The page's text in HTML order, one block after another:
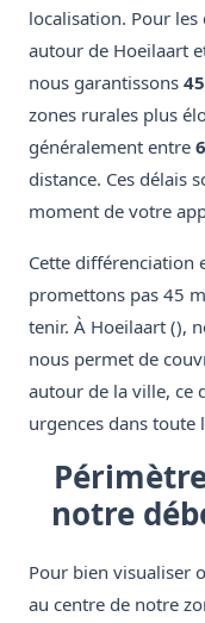
localisation. Pour
autour de Hoeilaart
nous garantissons
zones rurales plus
généralement entre
distance. Ces délais
moment de votre
Cette différenciation
promettons pas 45
tenir. À Hoeilaart (),
nous permet de
autour de la ville, ce
urgences dans toute
notre
Pour bien visualiser
au centre de notre